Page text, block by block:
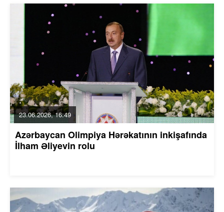
23.06.2026, 16:49
Azərbaycan Olimpiya Hərəkatının inkişafında
İlham Əliyevin rolu